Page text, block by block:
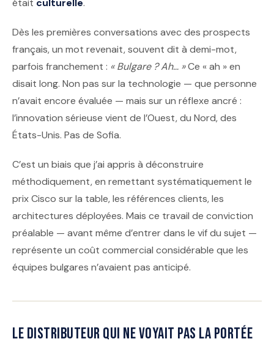
Dès les premières conversations avec des prospects
français, un mot revenait, souvent dit à demi-mot,
parfois franchement : « Bulgare ? Ah… »Ce « ah » en
disait long. Non pas sur la technologie — que personne
n’avait encore évaluée — mais sur un réflexe ancré :
l’innovation sérieuse vient de l’Ouest, du Nord, des
États-Unis. Pas de Sofia.
C’est un biais que j’ai appris à déconstruire
méthodiquement, en remettant systématiquement le
prix Cisco sur la table, les références clients, les
architectures déployées. Mais ce travail de conviction
préalable — avant même d’entrer dans le vif du sujet —
représente un coût commercial considérable que les
équipes bulgares n’avaient pas anticipé.
Le distributeur qui ne voyait pas la portée